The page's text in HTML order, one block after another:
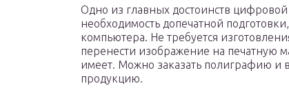
Одно из главных достоинств
необходимость допечатной
компьютера. Не требуется
перенести изображение на печатную
имеет. Можно заказать полиграфию и
продукцию.